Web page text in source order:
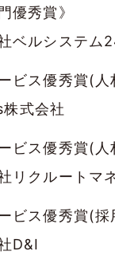
優秀賞》
ベルシステム
ビス優秀賞(
式会社
ビス優秀賞(人
リクルートマ
ビス優秀賞(採
D&I